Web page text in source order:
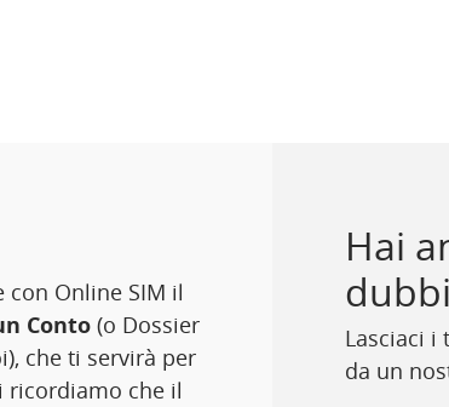
con Online SIM il
Conto (o Dossier
che ti servirà per
ricordiamo che il
Hai
Lasciaci i
da un